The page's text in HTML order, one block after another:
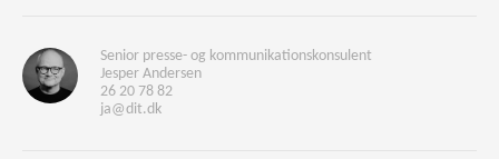
Senior presse- og kommunikationskonsulent
Jesper Andersen
26 20 78 82
ja@dit.dk